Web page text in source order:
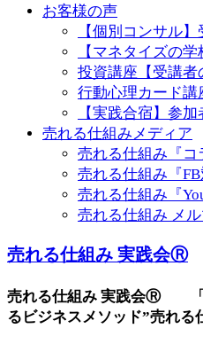
お客様の声
【個別コンサル
【マネタイズの
投資講座【受講者
行動心理カード講
【実践合宿】参
売れる仕組みメディア
売れる仕組み『コ
売れる仕組み『FB
売れる仕組み『
売れる仕組み メ
売れる仕組み 実践会Ⓡ
売れる仕組み 実践会Ⓡ 「
るビジネスメソッド”売れる